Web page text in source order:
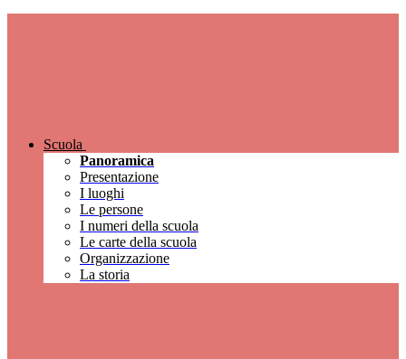
Scuola
Panoramica
Presentazione
I luoghi
Le persone
I numeri della scuola
Le carte della scuola
Organizzazione
La storia